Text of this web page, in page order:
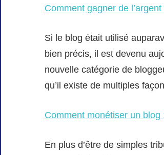
Comment gagner de
Si le blog était utilisé
bien précis, il est devenu
nouvelle catégorie de
qu’il existe de multiples
Comment monétiser un blog
En plus d’être de simples